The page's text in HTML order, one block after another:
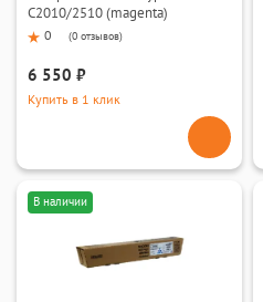
C2010/2510 (magenta)
0 (0 отзывов)
6 550 ₽
Купить в 1 клик
В наличии